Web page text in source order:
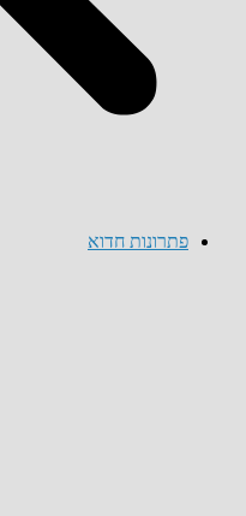
פתרונות חדוא